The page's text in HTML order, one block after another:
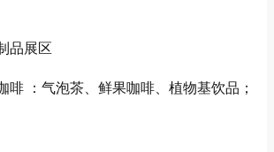
品展区
：气泡茶、鲜果咖啡、植物基饮品；